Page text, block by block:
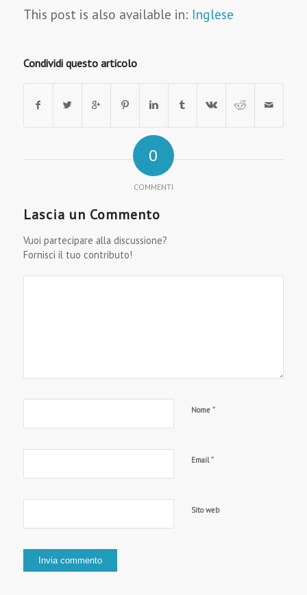
This post is also available in: Inglese
Condividi questo articolo
0
COMMENTI
Lascia un Commento
Vuoi partecipare alla discussione?
Fornisci il tuo contributo!
Nome *
Email*
Sito web